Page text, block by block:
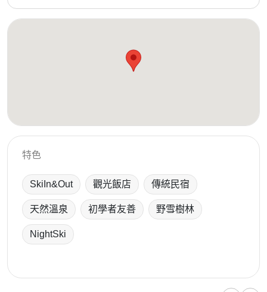
特色
SkiIn&Out 觀光飯店 傳統民宿
天然溫泉 初學者友善 野雪樹林
NightSki